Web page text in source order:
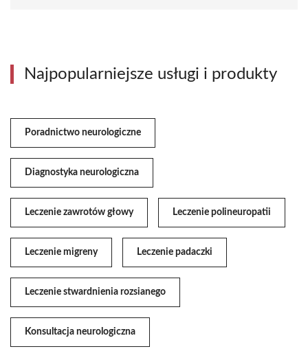
Najpopularniejsze usługi i produkty
Poradnictwo neurologiczne
Diagnostyka neurologiczna
Leczenie zawrotów głowy Leczenie polineuropatii
Leczenie migreny Leczenie padaczki
Leczenie stwardnienia rozsianego
Konsultacja neurologiczna